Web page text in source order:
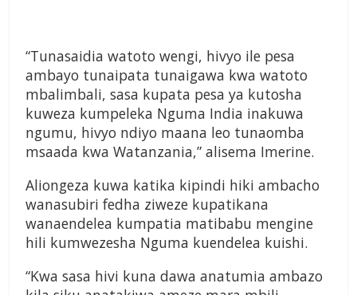
“Tunasaidia watoto wengi, hivyo ile pesa
ambayo tunaipata tunaigawa kwa watoto
mbalimbali, sasa kupata pesa ya kutosha
kuweza kumpeleka Nguma India inakuwa
ngumu, hivyo ndiyo maana leo tunaomba
msaada kwa Watanzania,” alisema Imerine.
Aliongeza kuwa katika kipindi hiki ambacho
wanasubiri fedha ziweze kupatikana
wanaendelea kumpatia matibabu mengine
hili kumwezesha Nguma kuendelea kuishi.
“Kwa sasa hivi kuna dawa anatumia ambazo